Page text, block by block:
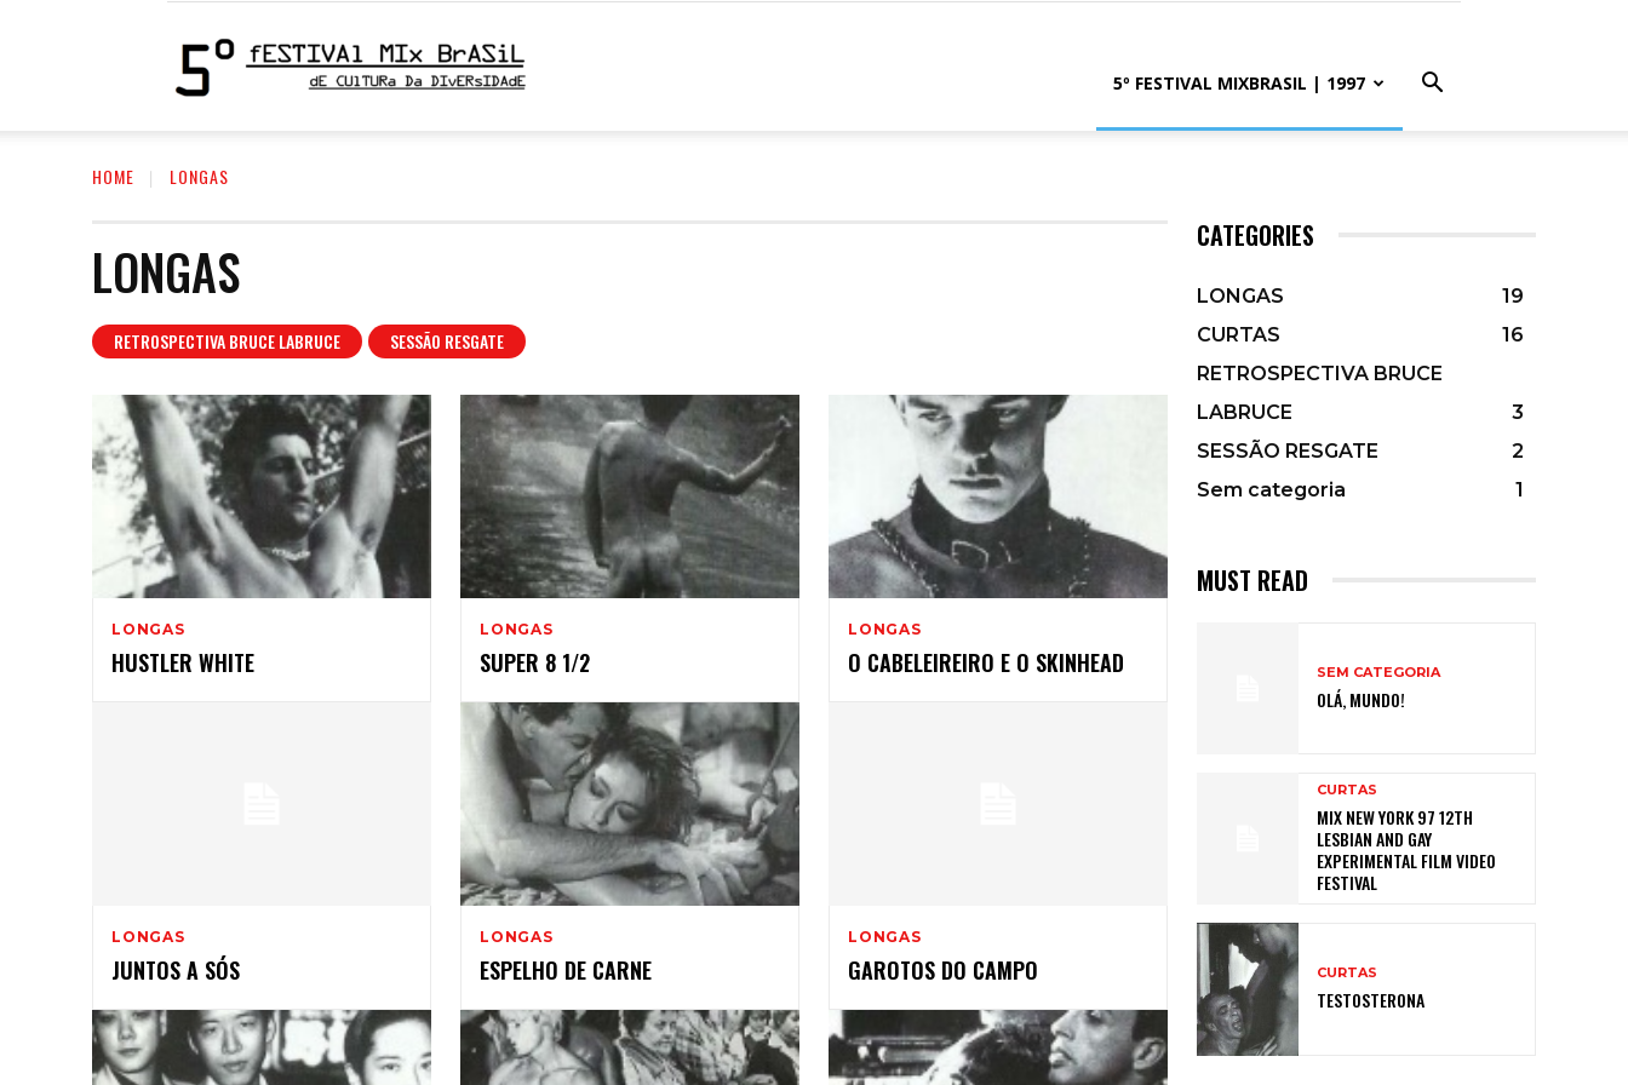
|
1997
5º FESTIVAL MIXBRASIL | 1997
HOME LONGAS
LONGAS
RETROSPECTIVA BRUCE LABRUCE SESSÃO RESGATE
LONGAS
HUSTLER WHITE
LONGAS
SUPER 8 1/2
LONGAS
O CABELEIREIRO E O SKINHEAD
LONGAS
JUNTOS A SÓS
LONGAS
ESPELHO DE CARNE
LONGAS
GAROTOS DO CAMPO
CATEGORIES
LONGAS
19
CURTAS
16
RETROSPECTIVA BRUCE
LABRUCE
3
SESSÃO RESGATE
2
Sem categoria
1
MUST READ
SEM CATEGORIA
OLÁ, MUNDO!
CURTAS
MIX NEW YORK 97 12TH
LESBIAN AND GAY
EXPERIMENTAL FILM VIDEO
FESTIVAL
CURTAS
TESTOSTERONA